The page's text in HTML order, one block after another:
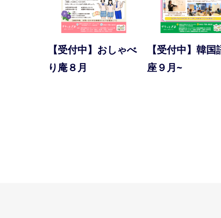
【受付中】おしゃべ
り庵８月
【受付中】韓国
座９月~